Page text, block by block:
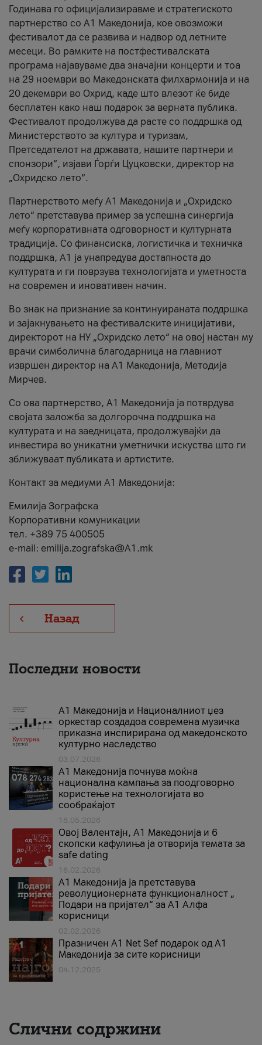
Годинава го официјализиравме и стратегиското
партнерство со А1 Македонија, кое овозможи
фестивалот да се развива и надвор од летните
месеци. Во рамките на постфестивалската
програма најавуваме два значајни концерти и тоа
на 29 ноември во Македонската филхармонија и на
20 декември во Охрид, каде што влезот ќе биде
бесплатен како наш подарок за верната публика.
Фестивалот продолжува да расте со поддршка од
Министерството за култура и туризам,
Претседателот на државата, нашите партнери и
спонзори“, изјави Ѓорѓи Цуцковски, директор на
„Охридско лето“.
Партнерството меѓу A1 Македонија и „Охридско
лето“ претставува пример за успешна синергија
меѓу корпоративната одговорност и културната
традиција. Со финансиска, логистичка и техничка
поддршка, A1 ја унапредува достапноста до
културата и ги поврзува технологијата и уметноста
на современ и иновативен начин.
Во знак на признание за континуираната поддршка
и зајакнувањето на фестивалските иницијативи,
директорот на НУ „Охридско лето“ на овој настан му
врачи симболична благодарница на главниот
извршен директор на A1 Македонија, Методија
Мирчев.
Со ова партнерство, A1 Македонија ја потврдува
својата заложба за долгорочна поддршка на
културата и на заедницата, продолжувајќи да
инвестира во уникатни уметнички искуства што ги
зближуваат публиката и артистите.
Контакт за медиуми А1 Македонија:
Емилија Зографска
Корпоративни комуникации
тел. +389 75 400505
e-mail: emilija.zografska@A1.mk
Назад
Последни новости
А1 Македонија и Националниот џез
оркестар создадоа современа музичка
приказна инспирирана од македонското
културно наследство
03.07.2026
A1 Македонија почнува моќна
национална кампања за поодговорно
користење на технологијата во
сообраќајот
18.05.2026
Овој Валентајн, A1 Македонија и 6
скопски кафулиња ја отворија темата за
safe dating
16.02.2026
А1 Македонија ја претставува
револуционерната функционалност „
Подари на пријател“ за А1 Алфа
корисници
02.02.2026
Празничен A1 Net Sеf подарок од А1
Македонија за сите корисници
04.12.2025
Слични содржини